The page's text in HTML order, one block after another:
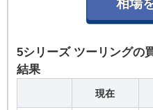
5シリーズ ツーリングの
結果
現在